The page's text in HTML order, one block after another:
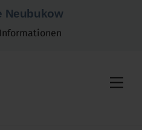
Neubukow